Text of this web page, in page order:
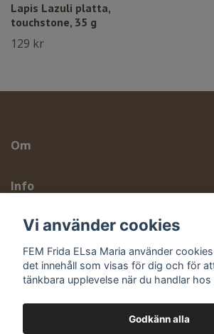
Lapis Lazuli platta,
touchstone, 35 g
129 kr
Om
Info
Sociala medier
Vi använder cookies
FEM Frida ELsa Maria använder
det innehåll som visas för dig och för
tänkbara upplevelse när du handlar hos
Godkänn alla